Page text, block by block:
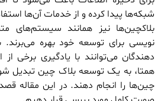
شبکه‌ها پیدا کرده و از خدمات آن‌ها
بلاکچین‌ها نیز همانند سیستم‌های
نویسی برای توسعه خود بهره می‌برند.
دهندگان می‌توانند با یادگیری برخی
همتا، به یک توسعه بلاک چین تبدیل
چین‌ها را انجام دهند. در این مقاله قصد